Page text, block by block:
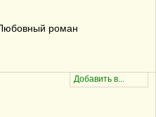
роман